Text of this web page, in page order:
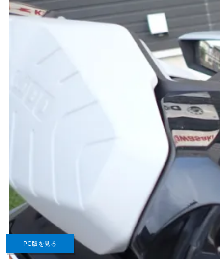
PC版を見る